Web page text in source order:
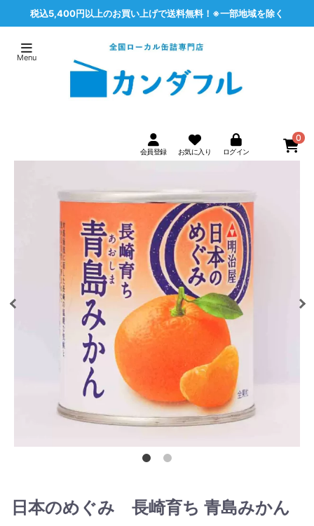
税込5,400円以上のお買い上げで送料無料！※一部地域を除く
0
日本のめぐみ 長崎育ち 青島みかん